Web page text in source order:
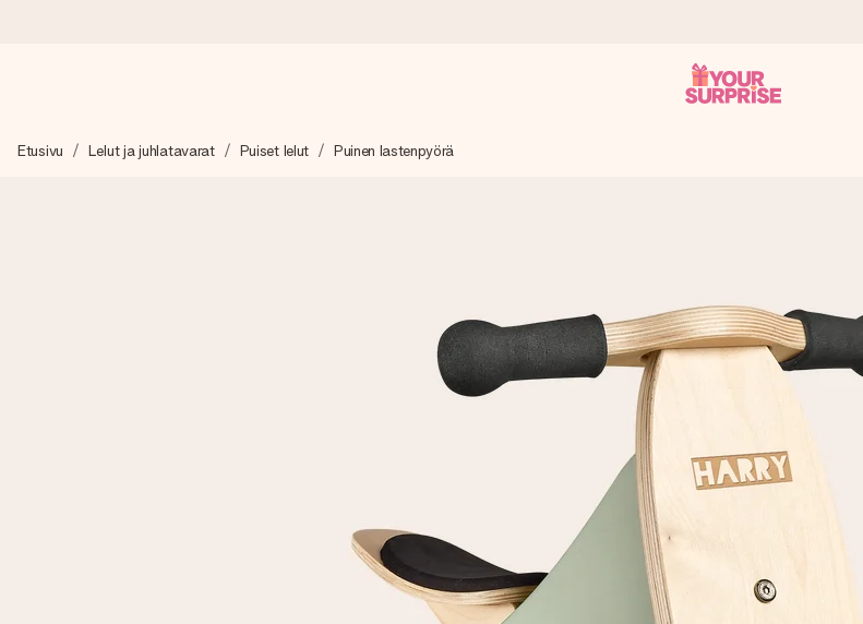
Valmistamme lahjasi huolella ja lähetämme sen hetkessä, jotta voit antaa sen juuri oikeaan aikaan, kun sillä on eniten
Tilaa tänään – personoitu lahja valmistuu ja lähtee matkaan nopeammin kuin ehdit sanoa “yllätys!”
Etusivu Lelut ja juhlatavarat Puiset lelut Puinen lastenpyörä